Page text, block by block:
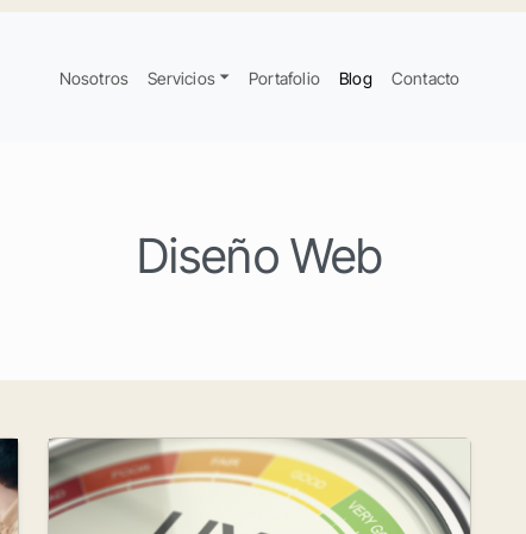
Nosotros Servicios Portafolio Blog Contacto
Diseño Web